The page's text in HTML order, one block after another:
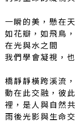
一瞬的美，懸在
如花瓣，如飛鳥
在光與水之間
我們學會凝視，
橋靜靜橫跨溪流
動在此交融，彼
裡，是人與自然
雨後光影與生命